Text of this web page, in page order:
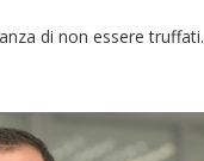
di non essere truffati.